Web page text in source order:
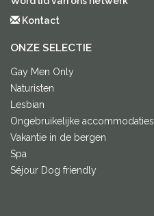
Kontact
ONZE SELECTIE
Gay Men Only
Naturisten
Lesbian
Ongebruikelijke accommodaties
Vakantie in de bergen
Spa
Séjour Dog friendly